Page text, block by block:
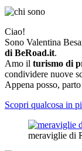
Ciao!
Sono Valentina
di BeRoad.it.
Amo il turismo di
condividere nuove
Appena posso,
Scopri qualcosa in
meraviglie di